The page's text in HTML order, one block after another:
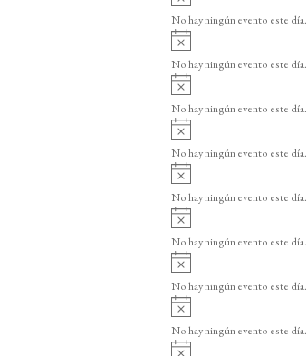
o
v
i
o
No hay ningún evento este día.
A
v
i
o
No hay ningún evento este día.
v
i
o
No hay ningún evento este día.
v
i
o
No hay ningún evento este día.
v
i
o
No hay ningún evento este día.
v
i
o
No hay ningún evento este día.
v
i
o
No hay ningún evento este día.
v
i
No hay ningún evento este día.